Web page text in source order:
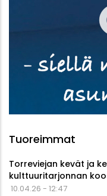
Tuoreimmat
Torreviejan kevät ja
kulttuuritarjonnan
10.04.26 - 12:47